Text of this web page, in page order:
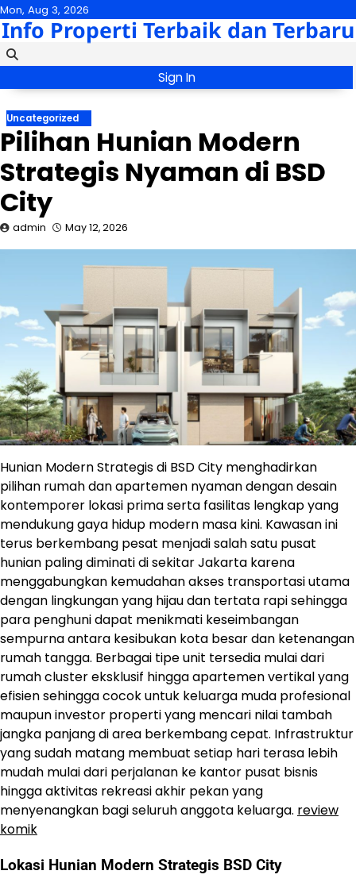
Skip
to
content
Mon, Aug 3, 2026
Info Properti Terbaik dan Terbaru
Sign In
Uncategorized
Pilihan Hunian Modern
Strategis Nyaman di BSD
City
admin May 12, 2026
Hunian Modern Strategis di BSD City menghadirkan
pilihan rumah dan apartemen nyaman dengan desain
kontemporer lokasi prima serta fasilitas lengkap yang
mendukung gaya hidup modern masa kini. Kawasan ini
terus berkembang pesat menjadi salah satu pusat
hunian paling diminati di sekitar Jakarta karena
menggabungkan kemudahan akses transportasi utama
dengan lingkungan yang hijau dan tertata rapi sehingga
para penghuni dapat menikmati keseimbangan
sempurna antara kesibukan kota besar dan ketenangan
rumah tangga. Berbagai tipe unit tersedia mulai dari
rumah cluster eksklusif hingga apartemen vertikal yang
efisien sehingga cocok untuk keluarga muda profesional
maupun investor properti yang mencari nilai tambah
jangka panjang di area berkembang cepat. Infrastruktur
yang sudah matang membuat setiap hari terasa lebih
mudah mulai dari perjalanan ke kantor pusat bisnis
hingga aktivitas rekreasi akhir pekan yang
menyenangkan bagi seluruh anggota keluarga. review
komik
Lokasi Hunian Modern Strategis BSD City